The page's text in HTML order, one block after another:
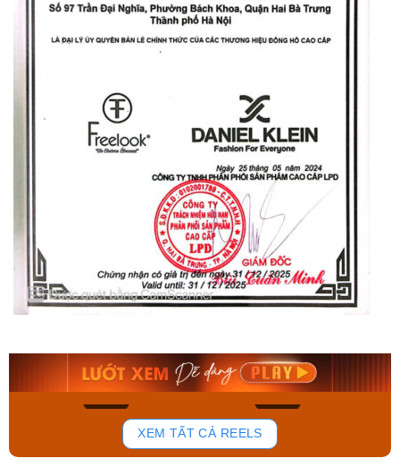
178
Orient Nam RA-
Mua ngay
Casio Nam MTS-
Mua ngay
XEM TẤT CẢ REELS